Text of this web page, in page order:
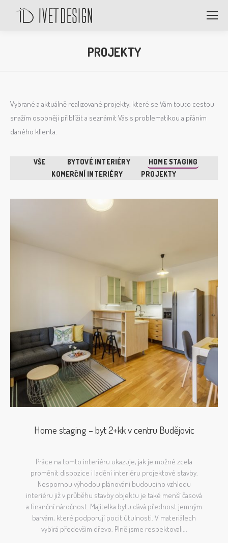
PROJEKTY
Vybrané a aktuálně realizované projekty, které se Vám touto cestou
snažím osobněji přiblížit a seznámit Vás s problematikou a přáním
daného klienta.
VŠE BYTOVÉ INTERIÉRY
HOME STAGING
KOMERČNÍ INTERIÉRY
PROJEKTY
Home staging – byt 2+kk v centru Budějovic
Práce na tomto interiéru ukazuje, jak je možné zcela
proměnit dispozice i ladění interiéru projektové stavby.
Nespornou výhodou plánování budoucího vzhledu
interiéru již v průběhu stavby objektu je také menší časová
a finanční náročnost. Majitelka bytu dává přednost jemným
barvám, které podporují pocit útulnosti. V materiálech
vybírá především dřevo. Plně jsme respektovali...